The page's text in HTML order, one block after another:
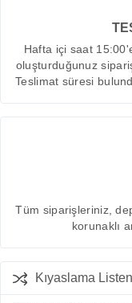
Hafta içi saat
oluşturduğunuz
Teslimat süresi
Tüm siparişleriniz,
korunaklı
Kıyaslama